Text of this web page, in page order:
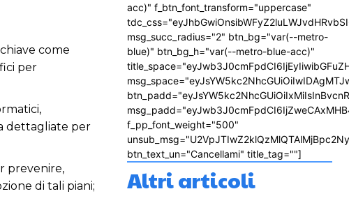
come
per
dettagliate per
prevenire,
di tali piani;
acc)" f_btn_font_transform="uppercase"
msg_succ_radius="2" btn_bg="var(--metro-
blue)" btn_bg_h="var(--metro-blue-acc)"
f_pp_font_weight="500"
btn_text_un="Cancellami" title_tag=""]
Altri articoli